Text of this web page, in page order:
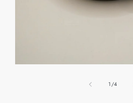
1/of
4